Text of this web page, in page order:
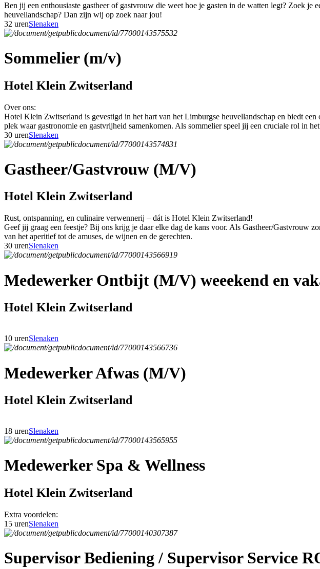
Ben jij een enthousiaste gastheer of gastvrouw die weet hoe je gasten in de watten legt? Zoek
heuvellandschap? Dan zijn wij op zoek naar jou!
32 urenSlenaken
Sommelier (m/v)
Hotel Klein Zwitserland
Over ons:
Hotel Klein Zwitserland is gevestigd in het hart van het Limburgse heuvellandschap en biedt
plek waar gastronomie en gastvrijheid samenkomen. Als sommelier speel jij een cruciale rol in
30 urenSlenaken
Gastheer/Gastvrouw (M/V)
Hotel Klein Zwitserland
Rust, ontspanning, en culinaire verwennerij – dát is Hotel Klein Zwitserland!
Geef jij graag een feestje? Bij ons krijg je daar elke dag de kans voor. Als Gastheer/Gastvrouw
van het aperitief tot de amuses, de wijnen en de gerechten.
30 urenSlenaken
Medewerker Ontbijt (M/V) weeekend en
Hotel Klein Zwitserland
10 urenSlenaken
Medewerker Afwas (M/V)
Hotel Klein Zwitserland
18 urenSlenaken
Medewerker Spa & Wellness
Hotel Klein Zwitserland
Extra voordelen:
15 urenSlenaken
Supervisor Bediening / Supervisor Service